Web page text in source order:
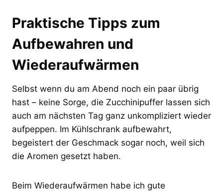
Praktische Tipps zum
Aufbewahren und
Wiederaufwärmen
Selbst wenn du am Abend noch ein paar übrig
hast – keine Sorge, die Zucchinipuffer lassen sich
auch am nächsten Tag ganz unkompliziert wieder
aufpeppen. Im Kühlschrank aufbewahrt,
begeistert der Geschmack sogar noch, weil sich
die Aromen gesetzt haben.
Beim Wiederaufwärmen habe ich gute